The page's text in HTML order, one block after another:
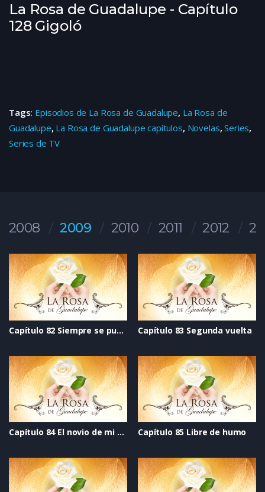
La Rosa de Guadalupe - Capítulo
128 Gigoló
Tags: Episodios de La Rosa de Guadalupe, La Rosa de
Guadalupe, La Rosa de Guadalupe capítulos, Novelas,Series,
Series de TV
2008 2009 2010 2011 2012
Capítulo 82 Siempre se puede Capítulo 83 Segunda vuelta
Capítulo 84 El novio de mi mejor amiga Capítulo 85 Libre de humo